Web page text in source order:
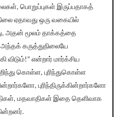
பொறுப்புகள் இருப்பதாகத்
ஏதாவது ஒரு வகையில்
அதன் மூலம் தாக்கத்தை
கருத்துநிலையே
விடும்!” என்றார் மார்க்சிய
கொள்ள, புரிந்துகொள்ள
புரிந்திருக்கின்றார்களோ
மதவாதிகள் இதை தெளிவாக